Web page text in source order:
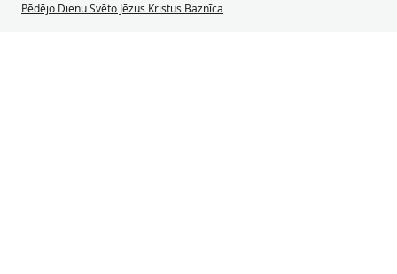
Pēdējo Dienu Svēto Jēzus Kristus Baznīca